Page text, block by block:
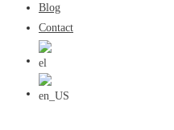
Blog
Contact